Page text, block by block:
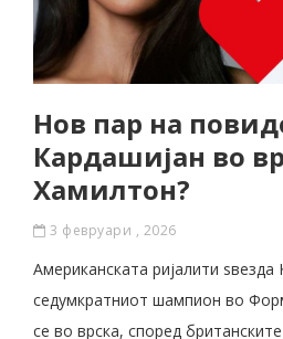
Нов пар на
Кардашијан во
Хамилтон?
3 февруари , 2026
Американската ријалити
седумкратниот шампион во
се во врска, според